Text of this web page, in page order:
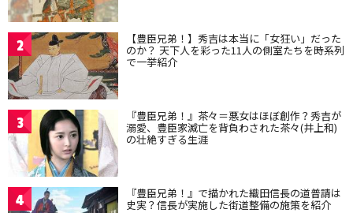
2 【豊臣兄弟！】秀吉は本当に「女狂い」だった
のか？ 天下人を彩った11人の側室たちを時系列
で一挙紹介
3 『豊臣兄弟！』茶々＝悪女はほぼ創作？秀吉が
溺愛、豊臣家滅亡を背負わされた茶々(井上和)
の壮絶すぎる生涯
4 『豊臣兄弟！』で描かれた織田信長の道普請は
史実？信長が実施した街道整備の施策を紹介